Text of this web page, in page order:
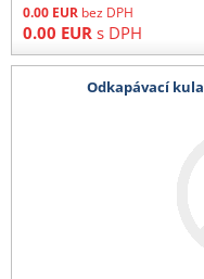
0.00 EUR bez DPH
0.00 EUR s DPH
Odkapávací